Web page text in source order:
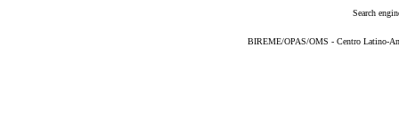
Search
BIREME/OPAS/OMS - Centro Latino-